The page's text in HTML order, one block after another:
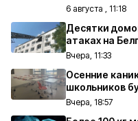
6 августа , 11:18
Десятки
атаках на
Вчера, 11:33
Осенние
школьников
Вчера, 18:57